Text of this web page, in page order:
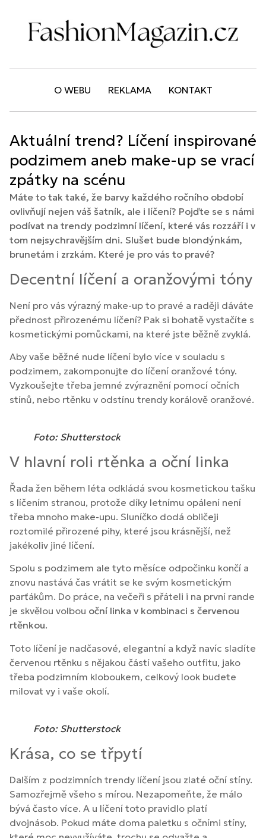
O WEBU REKLAMA KONTAKT
Aktuální trend? Líčení inspirované
podzimem aneb make-up se vrací
zpátky na scénu
Máte to tak také, že barvy každého ročního období
ovlivňují nejen váš šatník, ale i líčení? Pojďte se s námi
podívat na trendy podzimní líčení, které vás rozzáří i v
tom nejsychravějším dni. Slušet bude blondýnkám,
brunetám i zrzkám. Které je pro vás to pravé?
Decentní líčení a oranžovými tóny
Není pro vás výrazný make-up to pravé a raději dáváte
přednost přirozenému líčení? Pak si bohatě vystačíte s
kosmetickými pomůckami, na které jste běžně zvyklá.
Aby vaše běžné nude líčení bylo více v souladu s
podzimem, zakomponujte do líčení oranžové tóny.
Vyzkoušejte třeba jemné zvýraznění pomocí očních
stínů, nebo rtěnku v odstínu trendy korálově oranžové.
Foto: Shutterstock
V hlavní roli rtěnka a oční linka
Řada žen během léta odkládá svou kosmetickou tašku
s líčením stranou, protože díky letnímu opálení není
třeba mnoho make-upu. Sluníčko dodá obličeji
roztomilé přirozené pihy, které jsou krásnější, než
jakékoliv jiné líčení.
Spolu s podzimem ale tyto měsíce odpočinku končí a
znovu nastává čas vrátit se ke svým kosmetickým
parťákům. Do práce, na večeři s přáteli i na první rande
je skvělou volbou oční linka v kombinaci s červenou
rtěnkou.
Toto líčení je nadčasové, elegantní a když navíc sladíte
červenou rtěnku s nějakou částí vašeho outfitu, jako
třeba podzimním kloboukem, celkový look budete
milovat vy i vaše okolí.
Foto: Shutterstock
Krása, co se třpytí
Dalším z podzimních trendy líčení jsou zlaté oční stíny.
Samozřejmě všeho s mírou. Nezapomeňte, že málo
bývá často více. A u líčení toto pravidlo platí
dvojnásob. Pokud máte doma paletku s očními stíny,